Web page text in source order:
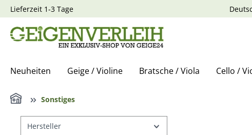
Zur Hauptnavigation springen
Lieferzeit 1-3 Tage
Neuheiten Geige / Violine Bratsche / Viola Cello /
Home Sonstiges
Hersteller